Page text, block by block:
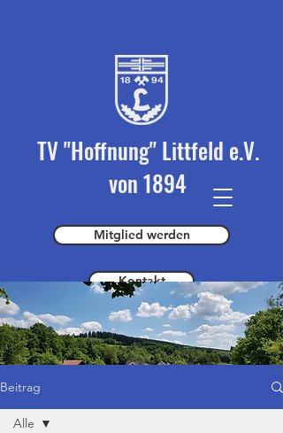
TV "Hoffnung" Littfeld e.V.
von 1894
Mitglied werden
Kontakt
Spender werden
Beitrag
Alle